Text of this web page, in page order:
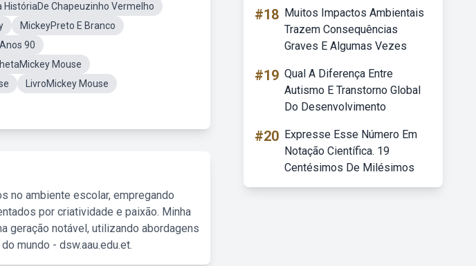
HistóriaDe Chapeuzinho Vermelho
MickeyPreto E Branco
90
Mouse
LivroMickey Mouse
no ambiente escolar, empregando
por criatividade e paixão. Minha
geração notável, utilizando abordagens
mundo - dsw.aau.edu.et.
#18 Muitos Impactos Ambientais
Trazem Consequências
Graves E Algumas Vezes
#19 Qual A Diferença Entre
Autismo E Transtorno Global
Do Desenvolvimento
#20 Expresse Esse Número Em
Notação Científica. 19
Centésimos De Milésimos